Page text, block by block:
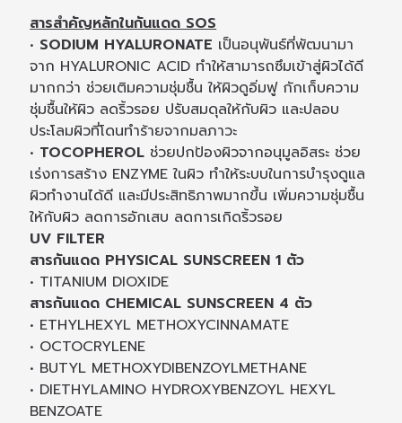
สารสำคัญหลักในกันแดด SOS
• SODIUM HYALURONATE เป็นอนุพันธ์ที่พัฒนามา
จาก HYALURONIC ACID ทำให้สามารถซึมเข้าสู่ผิวได้ดี
มากกว่า ช่วยเติมความชุ่มชื้น ให้ผิวดูอิ่มฟู กักเก็บความ
ชุ่มชื้นให้ผิว ลดริ้วรอย ปรับสมดุลให้กับผิว และปลอบ
ประโลมผิวที่โดนทำร้ายจากมลภาวะ
• TOCOPHEROL ช่วยปกป้องผิวจากอนุมูลอิสระ ช่วย
เร่งการสร้าง ENZYME ในผิว ทำให้ระบบในการบำรุงดูแล
ผิวทำงานได้ดี และมีประสิทธิภาพมากขึ้น เพิ่มความชุ่มชื้น
ให้กับผิว ลดการอักเสบ ลดการเกิดริ้วรอย
UV FILTER
สารกันแดด PHYSICAL SUNSCREEN 1 ตัว
• TITANIUM DIOXIDE
สารกันแดด CHEMICAL SUNSCREEN 4 ตัว
• ETHYLHEXYL METHOXYCINNAMATE
• OCTOCRYLENE
• BUTYL METHOXYDIBENZOYLMETHANE
• DIETHYLAMINO HYDROXYBENZOYL HEXYL
BENZOATE